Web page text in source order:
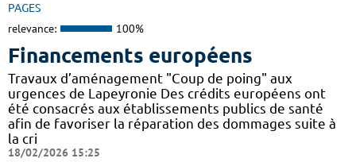
PAGES
relevance: 100%
Financements européens
Travaux d’aménagement "Coup de poing" aux
urgences de Lapeyronie Des crédits européens ont
été consacrés aux établissements publics de santé
afin de favoriser la réparation des dommages suite à
la cri
18/02/2026 15:25